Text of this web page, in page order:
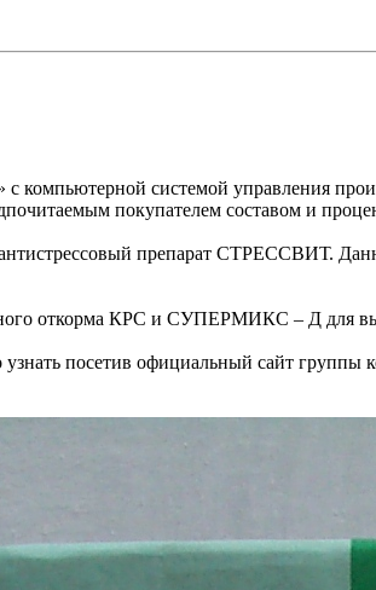
системой управления
покупателем составом и
препарат СТРЕССВИТ.
откорма КРС и СУПЕРМИКС – Д для
посетив официальный сайт